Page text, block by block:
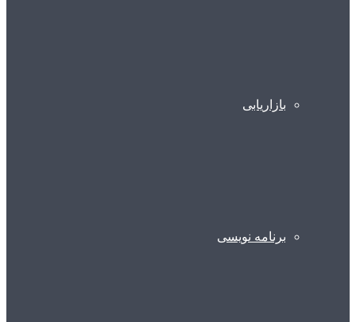
بازاریابی
برنامه نویسی